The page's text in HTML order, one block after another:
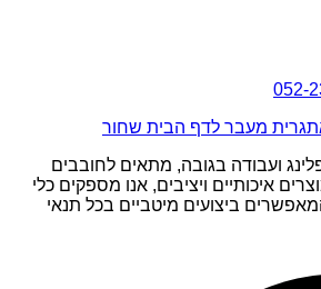
ועבודה בגובה, מתאים לחובבים
איכותיים ויציבים, אנו מספקים כלי
ביצועים מיטביים בכל תנאי